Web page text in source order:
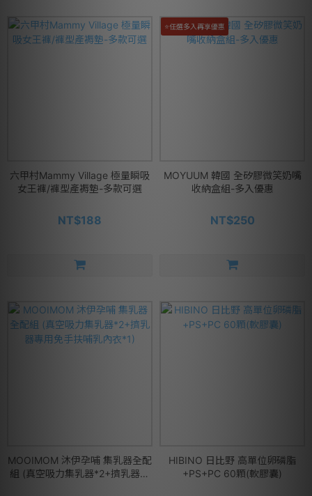
六甲村Mammy Village 極量瞬吸
女王褲/褲型產褥墊-多款可選
NT$188
⭐任選多入再享優惠
MOYUUM 韓國 全矽膠微笑奶嘴
收納盒組-多入優惠
NT$250
MOOIMOM 沐伊孕哺 集乳器全配
組 (真空吸力集乳器*2+擠乳器專
HIBINO 日比野 高單位卵磷脂
+PS+PC 60顆(軟膠囊)